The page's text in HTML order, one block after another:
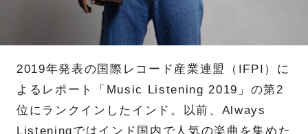
2019年発表の国際レコード産業連盟（IFPI）に
よるレポート「Music Listening 2019」の第2
位にランクインしたインド。以前、Always
Listeningではインド国内で人気の楽曲を集めた